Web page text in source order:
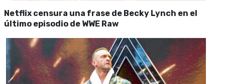
Netflix censura una frase de Becky Lynch en el
último episodio de WWE Raw